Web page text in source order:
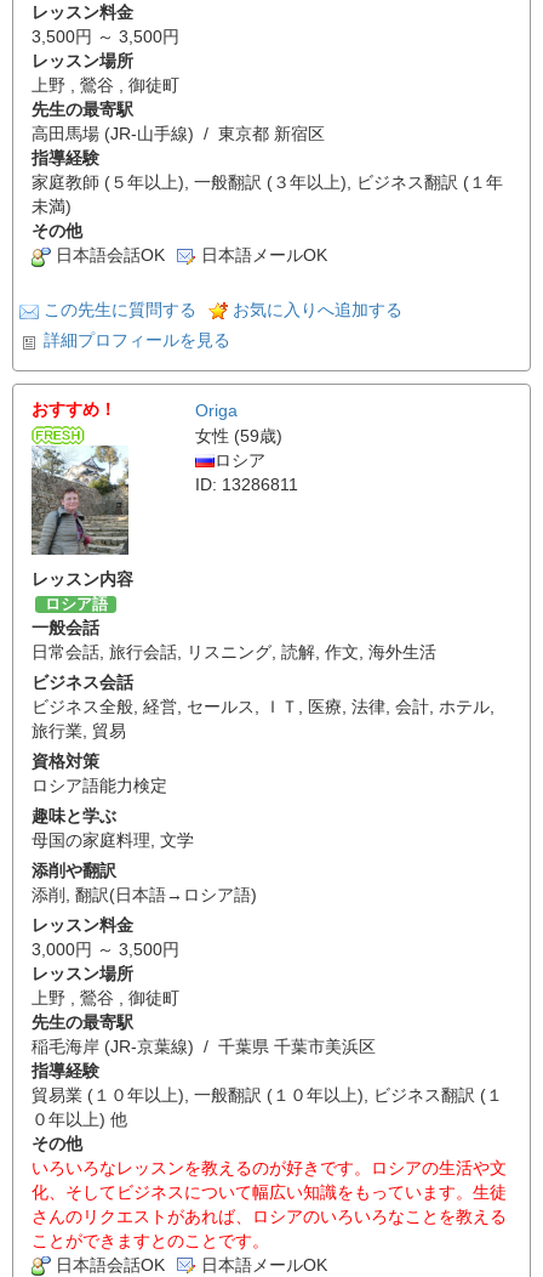
レッスン料金
3,500円 ～ 3,500円
レッスン場所
上野 , 鶯谷 , 御徒町
先生の最寄駅
高田馬場 (JR-山手線) / 東京都 新宿区
指導経験
家庭教師 (５年以上), 一般翻訳 (３年以上), ビジネス翻訳 (１年
未満)
その他
日本語会話OK
日本語メールOK
この先生に質問する
お気に入りへ追加する
詳細プロフィールを見る
おすすめ！
Origa
女性 (59歳)
ロシア
ID: 13286811
レッスン内容
ロシア語
一般会話
日常会話 旅行会話 リスニング 読解 作文 海外生活
ビジネス会話
ビジネス全般 経営 セールス ＩＴ 医療 法律 会計 ホテル
旅行業 貿易
資格対策
ロシア語能力検定
趣味と学ぶ
母国の家庭料理 文学
添削や翻訳
添削
翻訳(日本語→ロシア語)
レッスン料金
3,000円 ～ 3,500円
レッスン場所
上野 , 鶯谷 , 御徒町
先生の最寄駅
稲毛海岸 (JR-京葉線) / 千葉県 千葉市美浜区
指導経験
貿易業 (１０年以上), 一般翻訳 (１０年以上), ビジネス翻訳 (１
０年以上) 他
その他
いろいろなレッスンを教えるのが好きです。ロシアの生活や文
化、そしてビジネスについて幅広い知識をもっています。生徒
さんのリクエストがあれば、ロシアのいろいろなことを教える
ことができますとのことです。
日本語会話OK
日本語メールOK